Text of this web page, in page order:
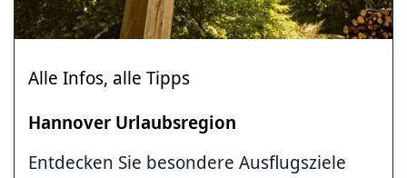
Alle Infos, alle Tipps
Hannover Urlaubsregion
Entdecken Sie besondere Ausflugsziele